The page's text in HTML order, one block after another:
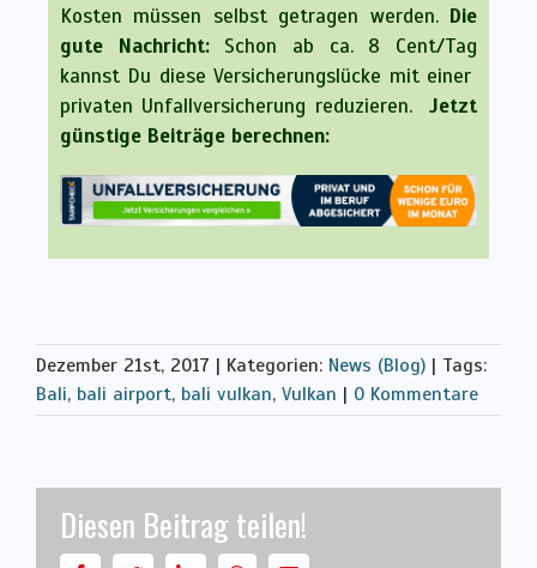
Kosten müssen selbst getragen werden. Die
gute Nachricht: Schon ab ca. 8 Cent/Tag
kannst Du diese Versicherungslücke mit einer
privaten Unfallversicherung reduzieren.
Jetzt
günstige Beiträge berechnen:
Dezember 21st, 2017 | Kategorien: News (Blog) | Tags:
Bali, bali airport, bali vulkan, Vulkan | 0 Kommentare
Diesen Beitrag teilen!